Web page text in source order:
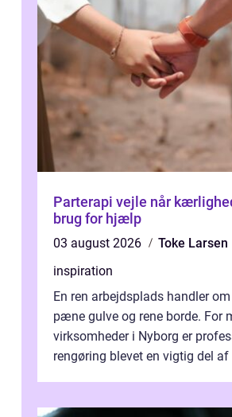
Parterapi vejle når kærligheden har
brug for hjælp
03 august 2026
Toke Larsen
inspiration
En ren arbejdsplads handler
pæne gulve og rene borde. For
virksomheder i Nyborg er
rengøring blevet en vigtig del af